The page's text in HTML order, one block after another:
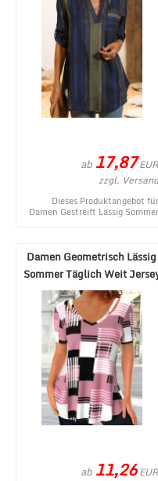
ab 17,87EUR
zzgl. Versand
Dieses Produktangebot für
Damen Gestreift Lässig Sommer
Damen Geometrisch Lässig
Sommer Täglich Weit
Standard Kur ...
ab 11,26EUR